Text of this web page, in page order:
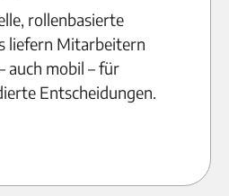
rollenbasierte
liefern Mitarbeitern
auch mobil – für
Entscheidungen.